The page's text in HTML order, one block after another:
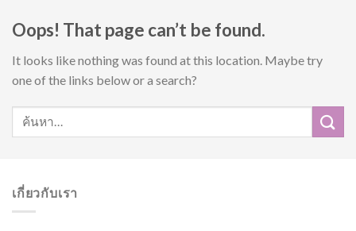
Oops! That page can’t be found.
It looks like nothing was found at this location. Maybe try
one of the links below or a search?
เกี่ยวกับเรา